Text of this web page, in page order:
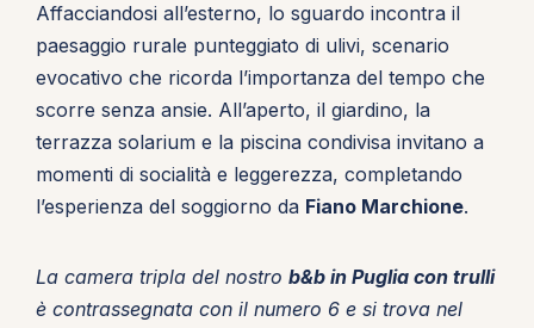
Affacciandosi all’esterno, lo sguardo incontra il
paesaggio rurale punteggiato di ulivi, scenario
evocativo che ricorda l’importanza del tempo che
scorre senza ansie. All’aperto, il giardino, la
terrazza solarium e la piscina condivisa invitano a
momenti di socialità e leggerezza, completando
l’esperienza del soggiorno da Fiano Marchione.
La camera tripla del nostro b&b in Puglia con trulli
è contrassegnata con il numero 6 e si trova nel